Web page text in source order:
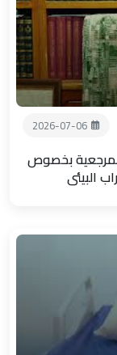
2026-07-06
بخصوص
البيئي